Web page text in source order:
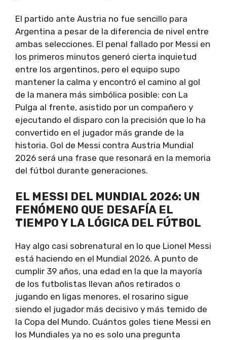
El partido ante Austria no fue sencillo para
Argentina a pesar de la diferencia de nivel entre
ambas selecciones. El penal fallado por Messi en
los primeros minutos generó cierta inquietud
entre los argentinos, pero el equipo supo
mantener la calma y encontró el camino al gol
de la manera más simbólica posible: con La
Pulga al frente, asistido por un compañero y
ejecutando el disparo con la precisión que lo ha
convertido en el jugador más grande de la
historia. Gol de Messi contra Austria Mundial
2026 será una frase que resonará en la memoria
del fútbol durante generaciones.
EL MESSI DEL MUNDIAL 2026: UN
FENÓMENO QUE DESAFÍA EL
TIEMPO Y LA LÓGICA DEL FÚTBOL
Hay algo casi sobrenatural en lo que Lionel Messi
está haciendo en el Mundial 2026. A punto de
cumplir 39 años, una edad en la que la mayoría
de los futbolistas llevan años retirados o
jugando en ligas menores, el rosarino sigue
siendo el jugador más decisivo y más temido de
la Copa del Mundo. Cuántos goles tiene Messi en
los Mundiales ya no es solo una pregunta